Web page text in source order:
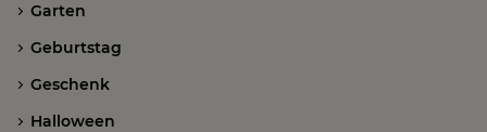
Garten
Geburtstag
Geschenk
Halloween